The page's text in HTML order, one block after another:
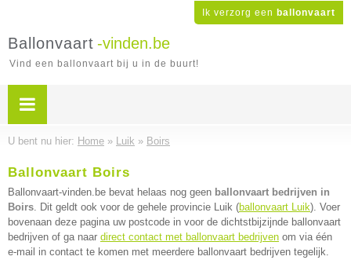
Ik verzorg een ballonvaart
Ballonvaart -vinden.be
Vind een ballonvaart bij u in de buurt!
U bent nu hier: Home » Luik » Boirs
Ballonvaart Boirs
Ballonvaart-vinden.be bevat helaas nog geen ballonvaart bedrijven in
Boirs. Dit geldt ook voor de gehele provincie Luik (ballonvaart Luik). Voer
bovenaan deze pagina uw postcode in voor de dichtstbijzijnde ballonvaart
bedrijven of ga naar direct contact met ballonvaart bedrijven om via één
e-mail in contact te komen met meerdere ballonvaart bedrijven tegelijk.